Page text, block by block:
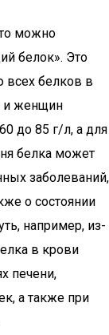
можно
белок». Это
всех белков в
и женщин
до 85 г/л, а для
белка может
заболеваний,
о состоянии
например, из-
в крови
печени,
а также при